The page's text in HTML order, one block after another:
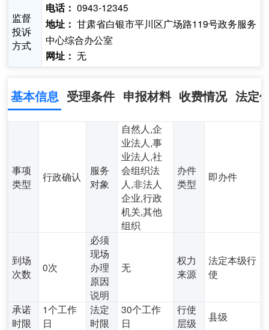
监督
投诉
方式
电话： 0943-12345
地址： 甘肃省白银市平川区广场路119号政务服务
中心综合办公室
网址： 无
基本信息 受理条件 申报材料 收费情况 法定
事项
类型
行政确认
服务
对象
自然人,企
业法人,事
业法人,社
会组织法
人,非法人
企业,行政
机关,其他
组织
办件
类型
即办件
到场
次数
0次
必须
现场
办理
原因
说明
无
权力
来源
法定本级行
使
承诺
时限
1个工作
日
法定
时限
30个工作
日
行使
层级
县级